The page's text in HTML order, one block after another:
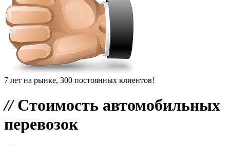
7 лет на рынке, 300 постоянных клиентов!
//Стоимость автомобильных
перевозок